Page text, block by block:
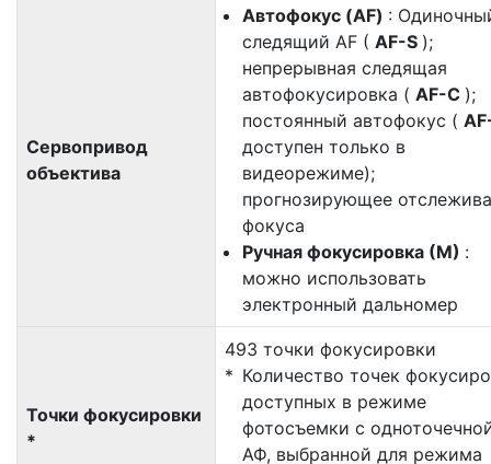
Сервопривод
объектива
Автофокус (AF) :
следящий AF ( AF-S );
непрерывная следящая
автофокусировка ( AF-C );
постоянный автофокус (
доступен только в
видеорежиме);
прогнозирующее
фокуса
Ручная фокусировка (М) :
можно использовать
электронный дальномер
Точки фокусировки
*
493 точки фокусировки
Количество точек
доступных в режиме
фотосъемки с
АФ, выбранной для режима